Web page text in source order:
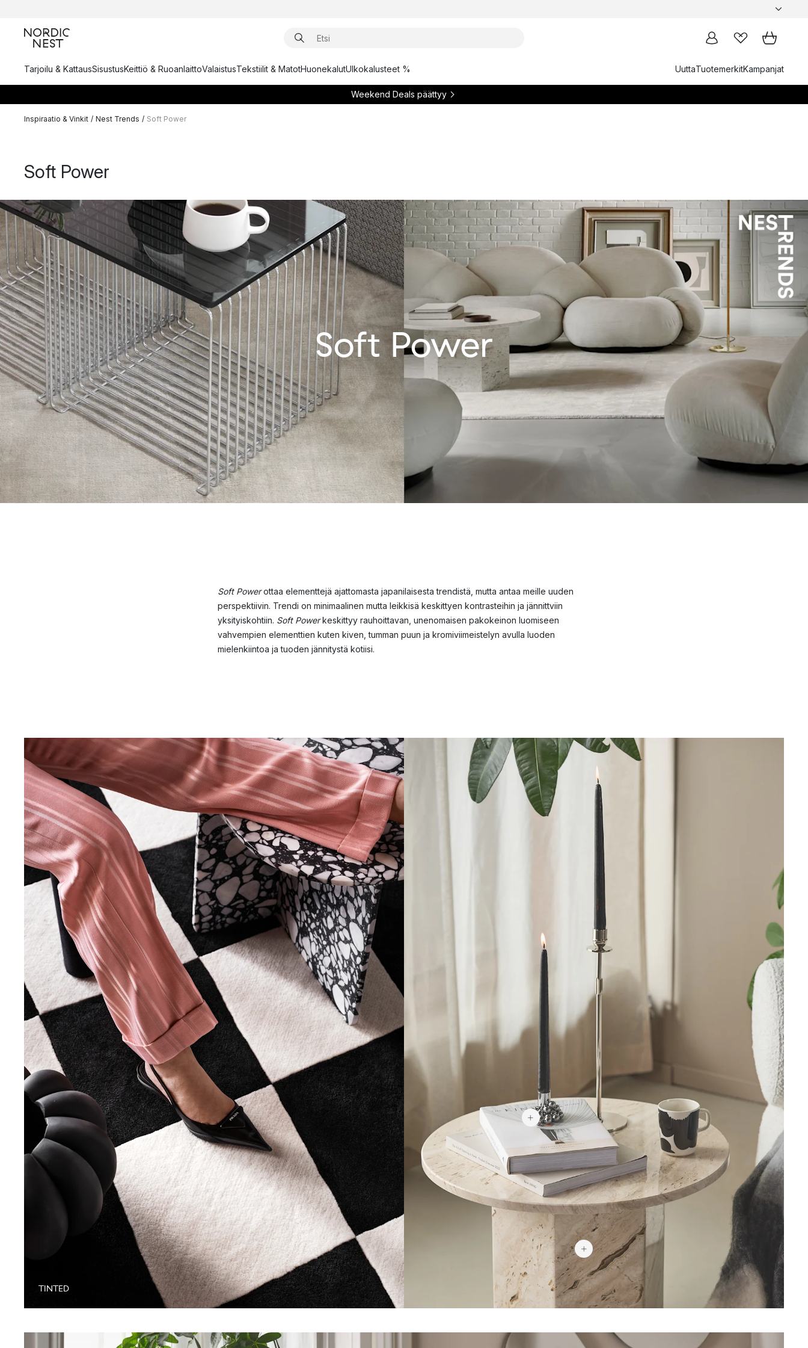
Tarjoilu & KattausSisustusKeittiö & RuoanlaittoValaistusTekstiilit & MatotHuonekalutUlkokalusteet % UuttaTuotemerkitKampanjat
Weekend Deals päättyy
Inspiraatio & Vinkit / Nest Trends / Soft Power
Soft Power
Soft Power
Soft Powerottaa elementtejä ajattomasta japanilaisesta trendistä, mutta antaa meille uuden
perspektiivin. Trendi on minimaalinen mutta leikkisä keskittyen kontrasteihin ja jännittviin
yksityiskohtiin. Soft Powerkeskittyy rauhoittavan, unenomaisen pakokeinon luomiseen
vahvempien elementtien kuten kiven, tumman puun ja kromiviimeistelyn avulla luoden
mielenkiintoa ja tuoden jännitystä kotiisi.
TINTED
40 €
1 433 €